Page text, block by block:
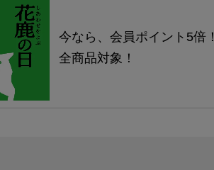
今なら、会員ポイント5倍！
全商品対象！